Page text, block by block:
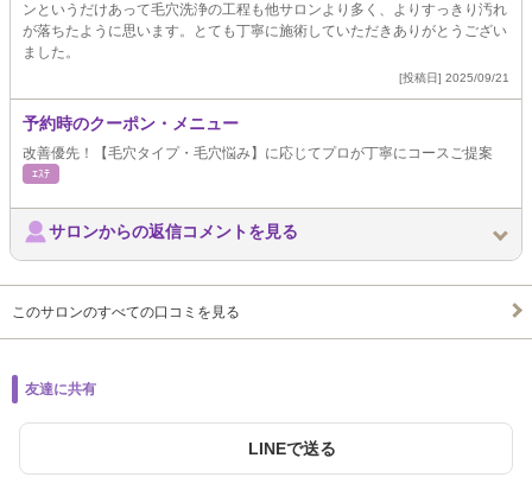
ンというだけあって毛穴洗浄の工程も他サロンより多く、よりすっきり汚れ
が落ちたように思います。とても丁寧に施術していただきありがとうござい
ました。
[投稿日] 2025/09/21
予約時のクーポン・メニュー
改善優先！【毛穴タイプ・毛穴悩み】に応じてプロが丁寧にコースご提案
ｴｽﾃ
サロンからの返信コメントを見る
このサロンのすべての口コミを見る
友達に共有
LINEで送る